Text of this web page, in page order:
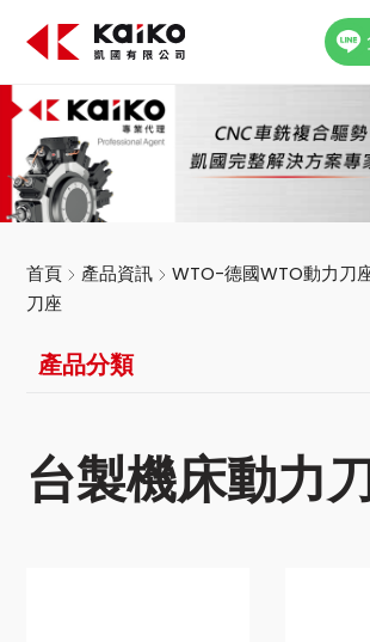
關於凱國
產品資訊
最新消息
聯絡我們
首頁 產品資訊 WTO-德國WTO動力刀
刀座
產品分類
台製機床動力